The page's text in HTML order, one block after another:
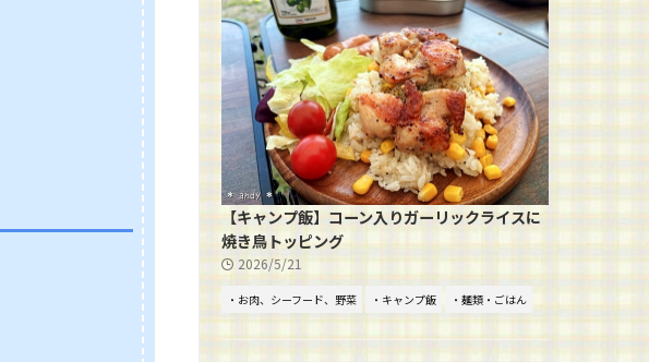
【キャンプ飯】コーン入りガーリックライスに
焼き鳥トッピング
2026/5/21
・お肉、シーフード、野菜 ・キャンプ飯 ・麺類・ごはん